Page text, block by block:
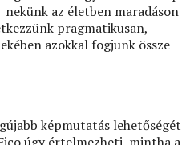
az életben maradáson
pragmatikusan,
azokkal fogjunk össze
képmutatás lehetőségét